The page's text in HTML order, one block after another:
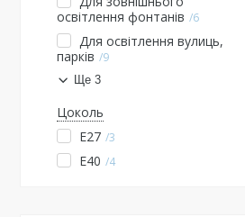
освітлення фонтанів
6
Для освітлення вулиць,
парків
9
Ще 3
Цоколь
E27 3
E40 4